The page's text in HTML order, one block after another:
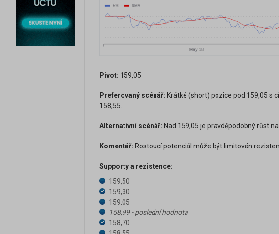
Pivot: 159,05
Preferovaný scénář: Krátké (short) pozice pod 159,05 s
158,55.
Alternativní scénář: Nad 159,05 je pravděpodobný růst
Komentář: Rostoucí potenciál může být limitován
Supporty a rezistence:
159,50
159,30
159,05
158,99 - poslední hodnota
158,70